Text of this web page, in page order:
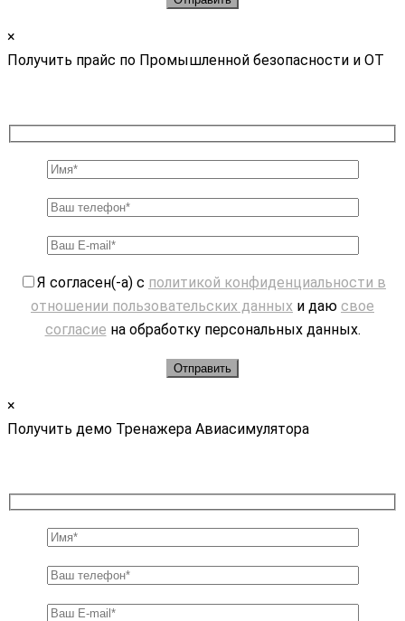
×
Получить прайс по Промышленной безопасности и ОТ
Я согласен(-а) с политикой конфиденциальности в
отношении пользовательских данных и даю свое
согласие на обработку персональных данных.
×
Получить демо Тренажера Авиасимулятора